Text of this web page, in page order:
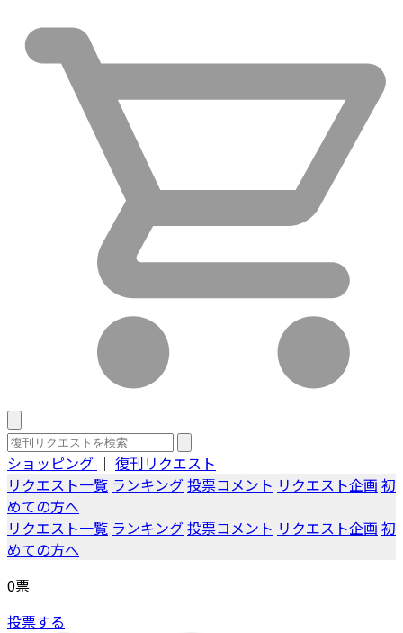
ショッピング ｜ 復刊リクエスト
リクエスト一覧 ランキング投票コメント リクエスト企画 初
めての方へ
リクエスト一覧 ランキング投票コメント リクエスト企画 初
めての方へ
0票
投票する